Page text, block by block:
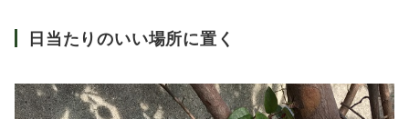
日当たりのいい場所に置く